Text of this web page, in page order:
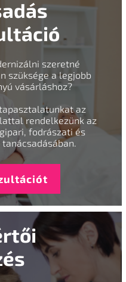
szeretné
szüksége a legjobb
vásárláshoz?
az
rendelkezünk az
fodrászati és